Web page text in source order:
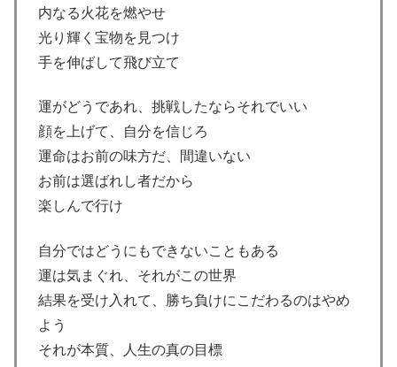
内なる火花を燃やせ
光り輝く宝物を見つけ
手を伸ばして飛び立て
運がどうであれ、挑戦したならそれでいい
顔を上げて、自分を信じろ
運命はお前の味方だ、間違いない
お前は選ばれし者だから
楽しんで行け
自分ではどうにもできないこともある
運は気まぐれ、それがこの世界
結果を受け入れて、勝ち負けにこだわるのはやめ
よう
それが本質、人生の真の目標